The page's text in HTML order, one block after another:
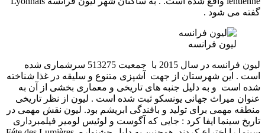
می شود .
لیون فرانسه
لیون فرانسه در سال 2015 با جمعیت 513275 سرشماری شده
. این شهرستان از جهت آشپزی متنوع و سلیقه در غذا شناخته
است و به دلیل جنبه های تاریخی و معماری بخشی از آن به
میراث جهانی یونسکو ثبت شده است . لیون از نظر تاریخی
مهمی برای تولید و بافندگی ابریشم بود. لیون نقش مهمی در
سینما ایفا کرد : جایی که آگوست و لوئیس لومیر فیلمبرداری